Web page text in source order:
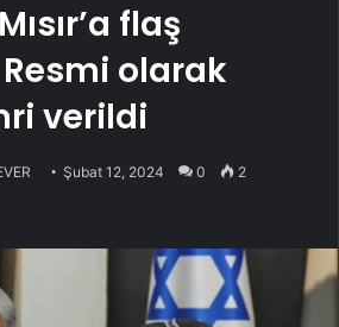
flaş
olarak
verildi
Şubat 12, 2024 0 2